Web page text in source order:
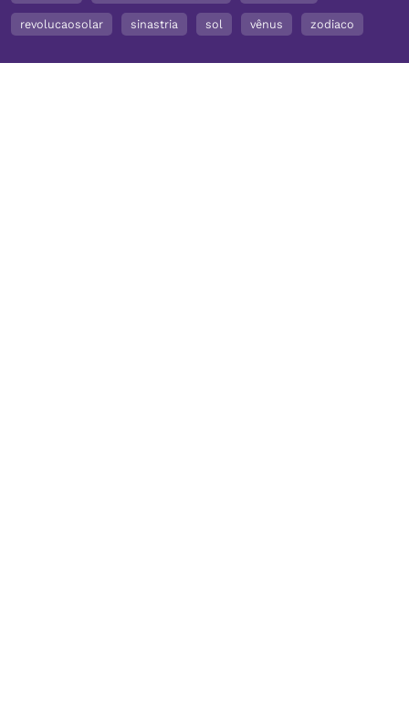
revolucaosolar sinastria sol vênus zodiaco